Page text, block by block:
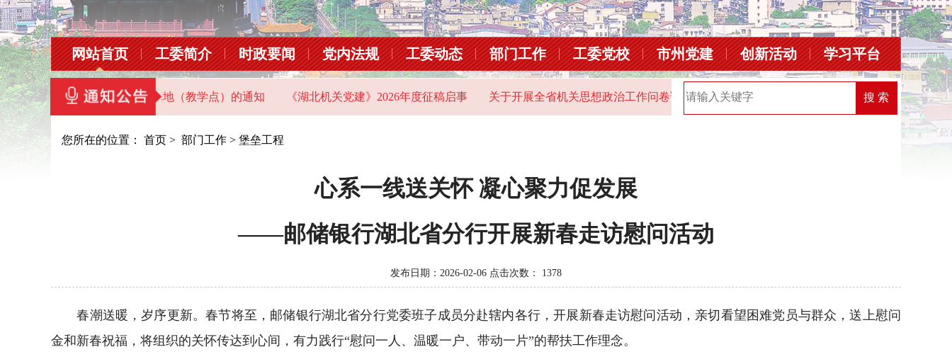
网站首页 工委简介 时政要闻 党内法规 工委动态 部门工作 工委党校 市州党建 创新活动 学习平台
北省直机关党员干部教育基地（教学点）的通知 《湖北机关党建》2026年度征稿启事 关于开展全省机关思想政治工作问卷调查的通知 2025年“机关党建创新榜”优秀案例名单
搜 索
您所在的位置： 首页 > 部门工作 > 堡垒工程
心系一线送关怀 凝心聚力促发展
——邮储银行湖北省分行开展新春走访慰问活动
发布日期：2026-02-06 点击次数： 1378
春潮送暖，岁序更新。春节将至，邮储银行湖北省分行党委班子成员分赴辖内各行，开展新春走访慰问活动，亲切看望困难党员与群众，送上慰问
金和新春祝福，将组织的关怀传达到心间，有力践行“慰问一人、温暖一户、带动一片”的帮扶工作理念。